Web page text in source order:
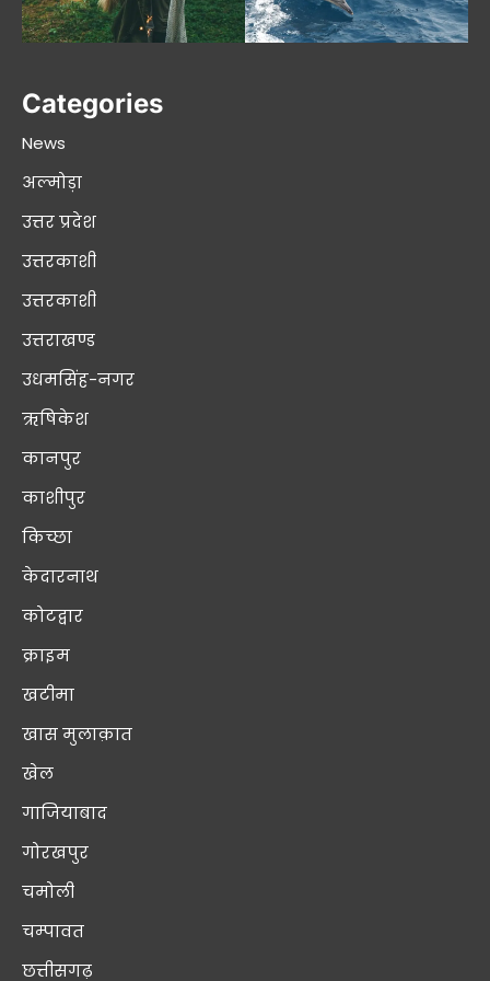
Categories
News
अल्मोड़ा
उत्तर प्रदेश
उत्तरकाशी
उत्तरकाशी
उत्तराखण्ड
उधमसिंह-नगर
ऋषिकेश
कानपुर
काशीपुर
किच्छा
केदारनाथ
कोटद्वार
क्राइम
खटीमा
खास मुलाक़ात
खेल
गाजियाबाद
गोरखपुर
चमोली
चम्पावत
छत्तीसगढ़